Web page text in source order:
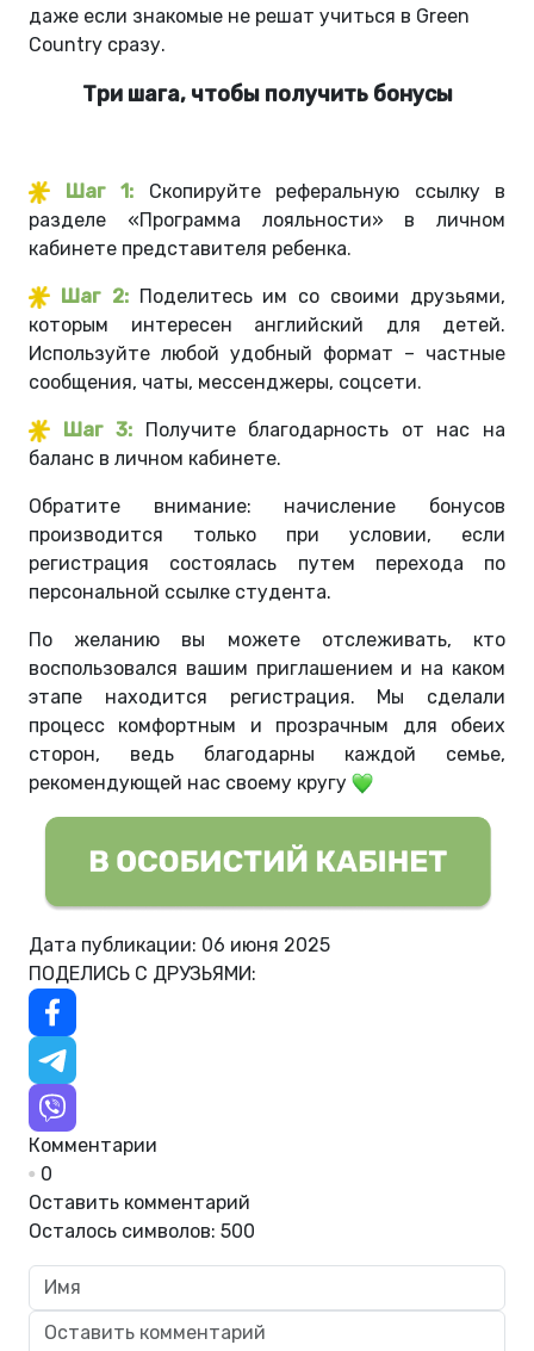
даже если знакомые не решат учиться в Green
Country сразу.
Три шага, чтобы получить бонусы
Шаг 1: Скопируйте реферальную ссылку в
разделе «Программа лояльности» в личном
кабинете представителя ребенка.
Шаг 2: Поделитесь им со своими друзьями,
которым интересен английский для детей.
Используйте любой удобный формат – частные
сообщения, чаты, мессенджеры, соцсети.
Шаг3: Получите благодарность от нас на
баланс в личном кабинете.
Обратите внимание: начисление бонусов
производится только при условии, если
регистрация состоялась путем перехода по
персональной ссылке студента.
По желанию вы можете отслеживать, кто
воспользовался вашим приглашением и на каком
этапе находится регистрация. Мы сделали
процесс комфортным и прозрачным для обеих
сторон, ведь благодарны каждой семье,
рекомендующей нас своему кругу
Дата публикации: 06 июня 2025
ПОДЕЛИСЬ С ДРУЗЬЯМИ:
Комментарии
0
Оставить комментарий
Осталось символов: 500